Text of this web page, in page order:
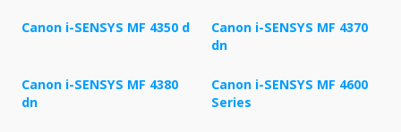
Canon i-SENSYS MF 4350 d
Canon i-SENSYS MF 4370
dn
Canon i-SENSYS MF 4380
dn
Canon i-SENSYS MF 4600
Series